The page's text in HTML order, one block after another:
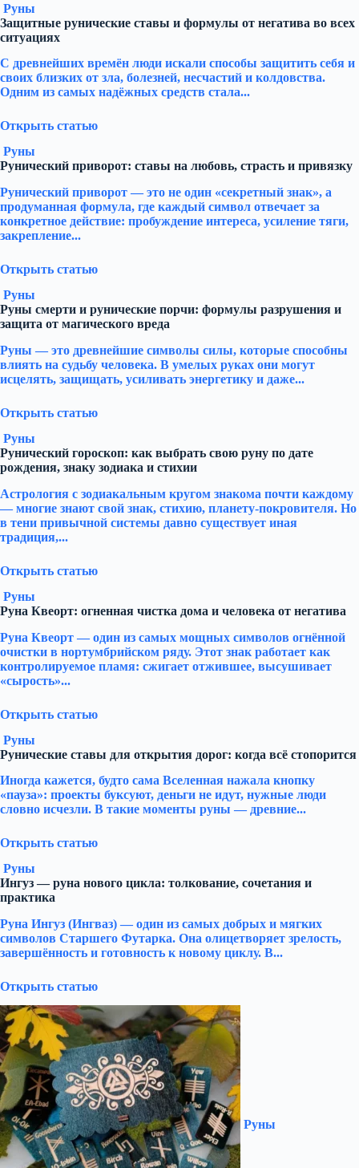
Руны
Защитные рунические ставы и формулы от негатива во всех
ситуациях
С древнейших времён люди искали способы защитить себя и
своих близких от зла, болезней, несчастий и колдовства.
Одним из самых надёжных средств стала...
Открыть статью
Руны
Рунический приворот: ставы на любовь, страсть и привязку
Рунический приворот — это не один «секретный знак», а
продуманная формула, где каждый символ отвечает за
конкретное действие: пробуждение интереса, усиление тяги,
закрепление...
Открыть статью
Руны
Руны смерти и рунические порчи: формулы разрушения и
защита от магического вреда
Руны — это древнейшие символы силы, которые способны
влиять на судьбу человека. В умелых руках они могут
исцелять, защищать, усиливать энергетику и даже...
Открыть статью
Руны
Рунический гороскоп: как выбрать свою руну по дате
рождения, знаку зодиака и стихии
Астрология с зодиакальным кругом знакома почти каждому
— многие знают свой знак, стихию, планету-покровителя. Но
в тени привычной системы давно существует иная
традиция,...
Открыть статью
Руны
Руна Квеорт: огненная чистка дома и человека от негатива
Руна Квеорт — один из самых мощных символов огнённой
очистки в нортумбрийском ряду. Этот знак работает как
контролируемое пламя: сжигает отжившее, высушивает
«сырость»...
Открыть статью
Руны
Рунические ставы для открытия дорог: когда всё стопорится
Иногда кажется, будто сама Вселенная нажала кнопку
«пауза»: проекты буксуют, деньги не идут, нужные люди
словно исчезли. В такие моменты руны — древние...
Открыть статью
Руны
Ингуз — руна нового цикла: толкование, сочетания и
практика
Руна Ингуз (Ингваз) — один из самых добрых и мягких
символов Старшего Футарка. Она олицетворяет зрелость,
завершённость и готовность к новому циклу. В...
Открыть статью
Руны